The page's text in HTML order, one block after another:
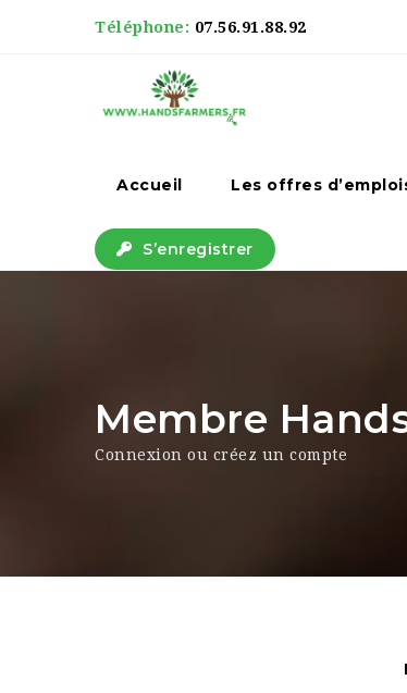
Téléphone: 07.56.91.88.92
Accueil Les offres
S’enregistrer
Membre
Connexion ou créez un compte